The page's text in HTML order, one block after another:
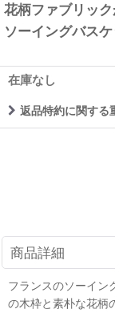
花柄ファブリッ
ソーイングバスケ
在庫なし
返品特約に関する
商品詳細
フランスのソーイン
の木枠と素朴な花柄